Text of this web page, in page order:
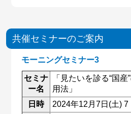
共催セミナーのご案内
モーニングセミナー3
セミナ
ー名
「見たいを診る“国
用法」
日時
2024年12月7日(土)